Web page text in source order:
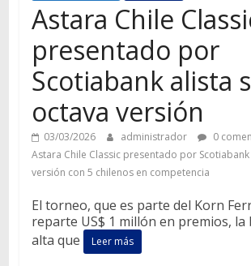
Astara Chile
presentado por
Scotiabank alista
octava versión
03/03/2026 administrador
0
Astara Chile Classic presentado por
versión con 5 chilenos en competencia
El torneo, que es parte del Korn
reparte US$ 1 millón en premios, la
alta que
Leer más